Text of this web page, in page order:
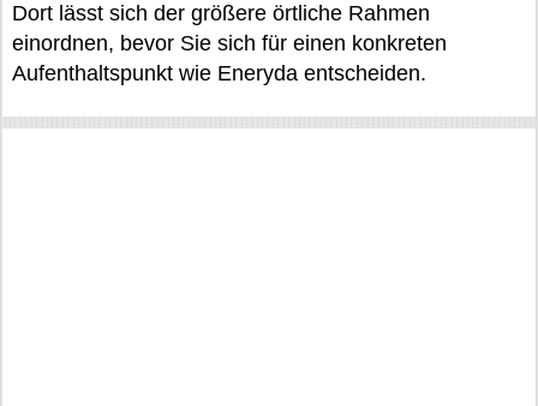
Dort lässt sich der größere örtliche Rahmen
einordnen, bevor Sie sich für einen konkreten
Aufenthaltspunkt wie Eneryda entscheiden.